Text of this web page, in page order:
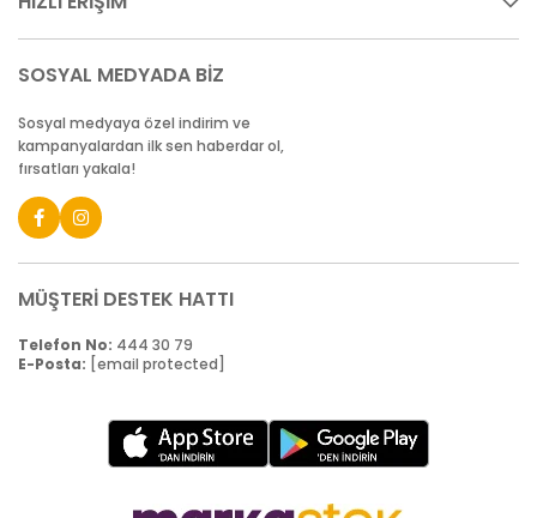
SOSYAL MEDYADA BİZ
Sosyal medyaya özel indirim ve
kampanyalardan ilk sen haberdar ol,
fırsatları yakala!
MÜŞTERİ DESTEK HATTI
Telefon No: 444 30 79
E-Posta: [email protected]